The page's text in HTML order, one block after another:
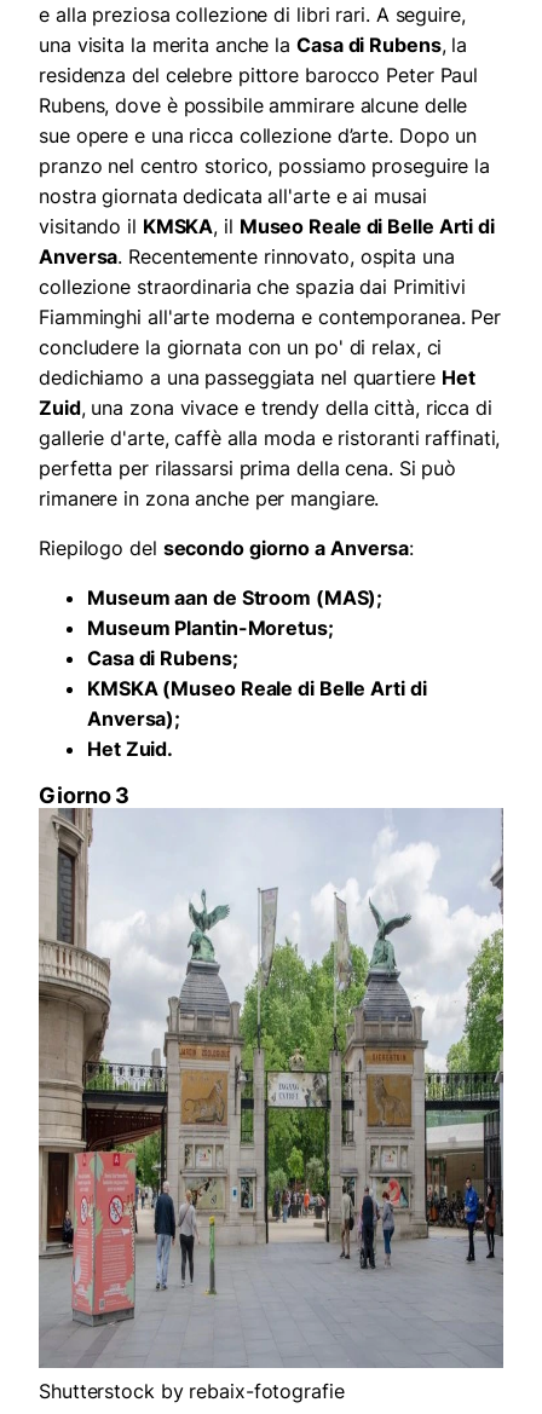
e alla preziosa collezione di libri rari. A seguire,
una visita la merita anche la Casa di Rubens, la
residenza del celebre pittore barocco Peter Paul
Rubens, dove è possibile ammirare alcune delle
sue opere e una ricca collezione d’arte. Dopo un
pranzo nel centro storico, possiamo proseguire la
nostra giornata dedicata all'arte e ai musai
visitando il KMSKA, il Museo Reale di Belle Arti di
Anversa. Recentemente rinnovato, ospita una
collezione straordinaria che spazia dai Primitivi
Fiamminghi all'arte moderna e contemporanea. Per
concludere la giornata con un po' di relax, ci
dedichiamo a una passeggiata nel quartiere Het
Zuid, una zona vivace e trendy della città, ricca di
gallerie d'arte, caffè alla moda e ristoranti raffinati,
perfetta per rilassarsi prima della cena. Si può
rimanere in zona anche per mangiare.
Riepilogo del secondo giorno a Anversa:
Museum aan de Stroom (MAS);
Museum Plantin-Moretus;
Casa di Rubens;
KMSKA (Museo Reale di Belle Arti di
Anversa);
Het Zuid.
Giorno 3
Shutterstock by rebaix-fotografie